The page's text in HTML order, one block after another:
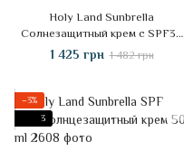
Holy Land Sunbrella
Солнезащитный крем с SPF30
50 ml
1 425 грн 1 482 грн
−3%
3